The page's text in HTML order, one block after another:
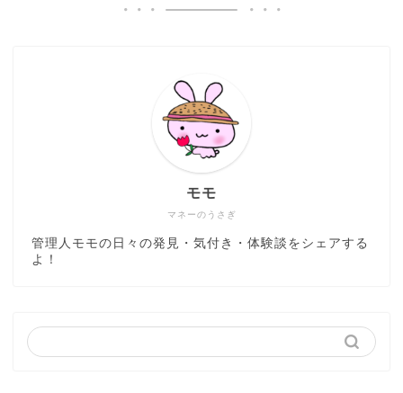
マネーのうさぎ
モモ
管理人モモの日々の発見・気付き・体験談をシェアする
よ！